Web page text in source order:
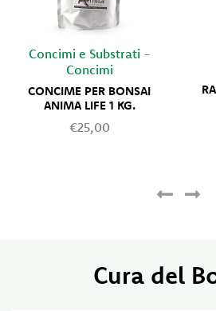
Concimi e Substrati-
Concimi
CONCIME PER BONSAI
ANIMA LIFE 1 KG.
€25,00
Cura del